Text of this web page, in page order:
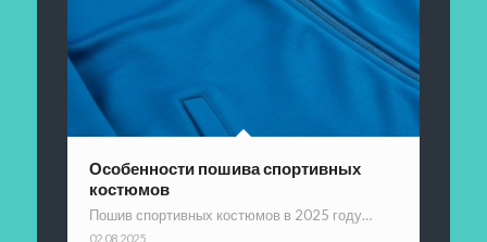
Особенности пошива спортивных
костюмов
Пошив спортивных костюмов в 2025 году…
02.08.2025